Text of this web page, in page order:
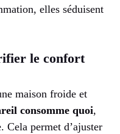
elles séduisent
le confort
maison froide et
consomme quoi,
Cela permet d’ajuster